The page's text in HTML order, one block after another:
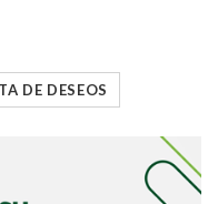
Buscar
DE DESEOS